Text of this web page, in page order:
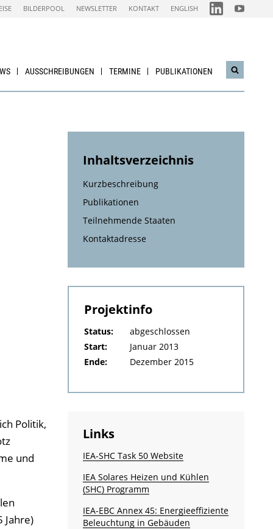
BILDERPOOL NEWSLETTER KONTAKT ENGLISH FOLGEN
SIE
FOLGEN
SIE
AUSSCHREIBUNGEN TERMINE PUBLIKATIONEN
Politik,
und
Jahre)
Inhaltsverzeichnis
Kurzbeschreibung
Publikationen
Teilnehmende Staaten
Kontaktadresse
Projektinfo
Status:
abgeschlossen
Start:
Januar 2013
Ende:
Dezember 2015
Links
IEA-SHC Task 50 Website
IEA Solares Heizen und Kühlen
(SHC) Programm
IEA-EBC Annex 45: Energie­effiziente
Beleuchtung in Gebäuden